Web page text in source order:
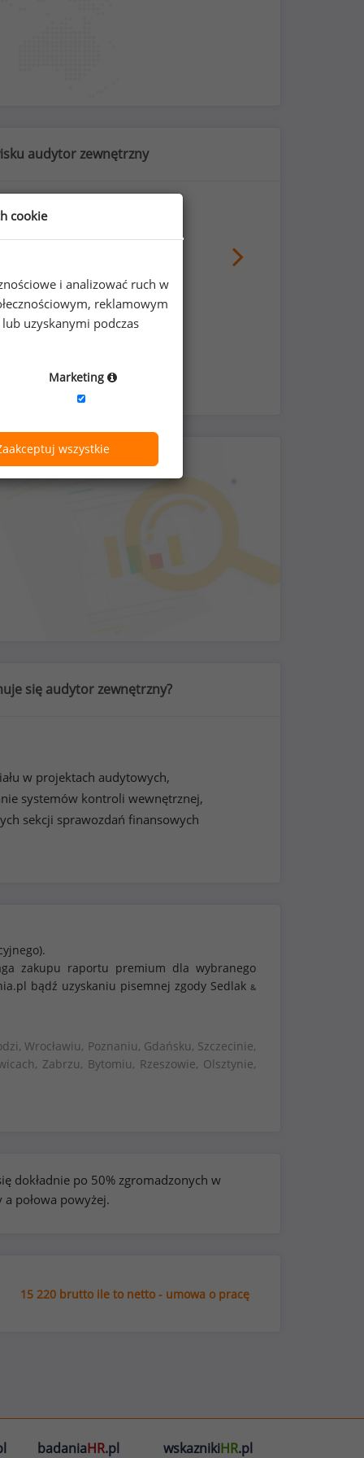
audytor zewnętrzny
i do klubów fitness
się audytor zewnętrzny?
w projektach audytowych,
systemów kontroli wewnętrznej,
sekcji sprawozdań finansowych
zakupu raportu premium dla wybranego
bądź uzyskaniu pisemnej zgody Sedlak &
Wrocławiu, Poznaniu, Gdańsku, Szczecinie,
Zabrzu, Bytomiu, Rzeszowie, Olsztynie,
dokładnie po 50% zgromadzonych w
połowa powyżej.
15 220 brutto ile to netto - umowa o pracę
badaniaHR.pl wskaznikiHR.pl
cookie
i analizować ruch w
reklamowym
uzyskanymi podczas
Marketing
wszystkie